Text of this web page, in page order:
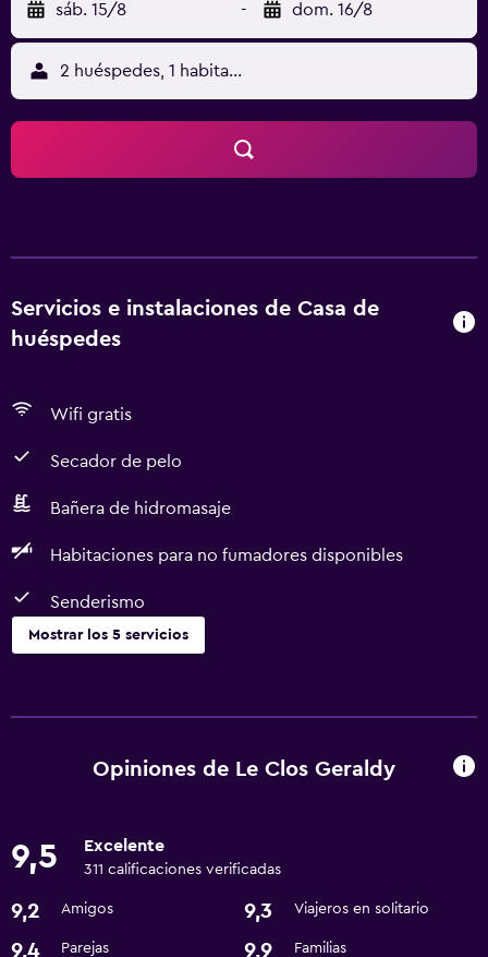
sáb. 15/8 - dom. 16/8
2 huéspedes, 1 habitación
Servicios e instalaciones de Casa de
huéspedes
Wifi gratis
Secador de pelo
Bañera de hidromasaje
Habitaciones para no fumadores disponibles
Senderismo
Mostrar los 5 servicios
Bañera de hidromasaje
Accesibilidad y adecuación
Baño
Secador de pelo
Opiniones de Le Clos Geraldy
9,5 Excelente
311 calificaciones verificadas
9,2 Amigos 9,3 Viajeros en solitario
9,4 Parejas 9,9 Familias